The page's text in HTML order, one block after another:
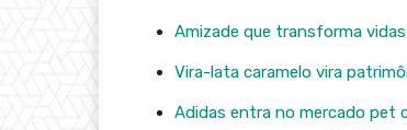
Amizade que transforma vidas
Vira-lata caramelo vira
Adidas entra no mercado pet